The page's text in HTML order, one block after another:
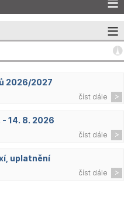
2026/2027
číst dále
14. 8. 2026
číst dále
uplatnění
číst dále